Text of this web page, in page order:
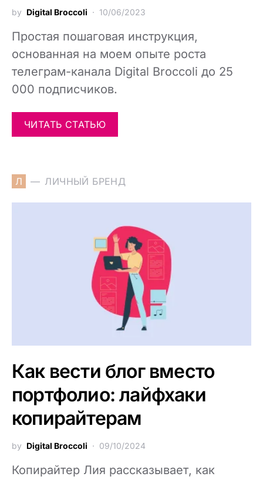
by Digital Broccoli 10/06/2023
Простая пошаговая инструкция,
основанная на моем опыте роста
телеграм-канала Digital Broccoli до 25
000 подписчиков.
ЧИТАТЬ СТАТЬЮ
Л ЛИЧНЫЙ БРЕНД
Как вести блог вместо
портфолио: лайфхаки
копирайтерам
by Digital Broccoli 09/10/2024
Копирайтер Лия рассказывает, как